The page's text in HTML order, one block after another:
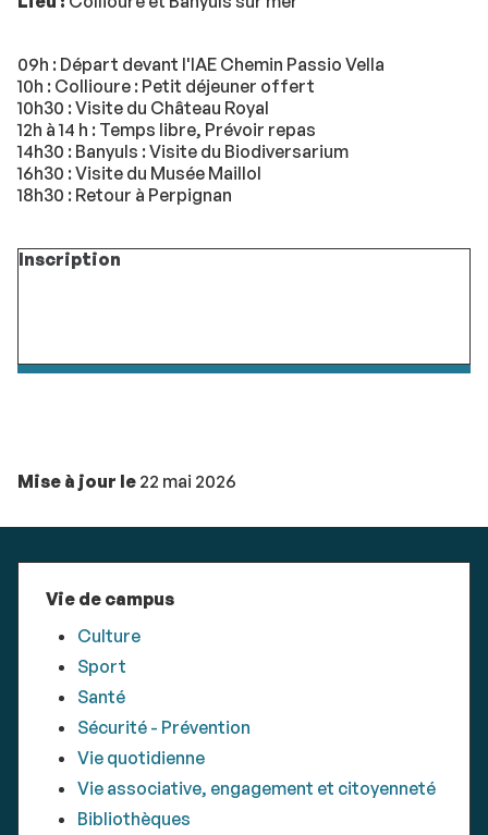
09h : Départ devant l'IAE Chemin Passio Vella
10h : Collioure : Petit déjeuner offert
10h30 : Visite du Château Royal
12h à 14 h : Temps libre, Prévoir repas
14h30 : Banyuls : Visite du Biodiversarium
16h30 : Visite du Musée Maillol
18h30 : Retour à Perpignan
Inscription
Mise à jour le 22 mai 2026
Vie de campus
Culture
Sport
Santé
Sécurité - Prévention
Vie quotidienne
Vie associative, engagement et citoyenneté
Bibliothèques